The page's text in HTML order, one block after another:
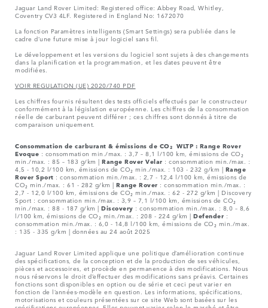
Jaguar Land Rover Limited: Registered office: Abbey Road, Whitley,
Coventry CV3 4LF. Registered in England No: 1672070
La fonction Paramètres intelligents (Smart Settings) sera publiée dans le
cadre d’une future mise à jour logiciel sans fil.
Le développement et les versions du logiciel sont sujets à des changements
dans la planification et la programmation, et les dates peuvent être
modifiées.
VOIR REGULATION (UE) 2020/740 PDF
Les chiffres fournis résultent des tests officiels effectués par le constructeur
conformément à la législation européenne. Les chiffres de la consommation
réelle de carburant peuvent différer ; ces chiffres sont donnés à titre de
comparaison uniquement.
Consommation de carburant & émissions de CO₂ WLTP : Range Rover
Evoque : consommation min./max. : 3,7 – 8,1 l/100 km, émissions de CO₂
min./max. : 85 – 183 g/km | Range Rover Velar : consommation min./max. :
4,5 - 10,2 l/100 km, émissions de CO₂ min./max. : 103 - 232 g/km | Range
Rover Sport : consommation min./max. : 2,7 - 12,4 l/100 km, émissions de
CO₂ min./max. : 61 - 282 g/km | Range Rover : consommation min./max. :
2,7 - 12,0 l/100 km, émissions de CO₂ min./max. : 62 - 272 g/km | Discovery
Sport : consommation min./max. : 3,9 – 7,1 l/100 km, émissions de CO₂
min./max. : 88 - 187 g/km | Discovery : consommation min./max. : 8,0 – 8,6
l/100 km, émissions de CO₂ min./max. : 208 - 224 g/km | Defender :
consommation min./max. : 6,0 - 14,8 l/100 km, émissions de CO₂ min./max.
: 135 - 335 g/km | données au 24 août 2025
Jaguar Land Rover Limited applique une politique d’amélioration continue
des spécifications, de la conception et de la production de ses véhicules,
pièces et accessoires, et procède en permanence à des modifications. Nous
nous réservons le droit d’effectuer des modifications sans préavis. Certaines
fonctions sont disponibles en option ou de série et ceci peut varier en
fonction de l’années-modèle en question. Les informations, spécifications,
motorisations et couleurs présentées sur ce site Web sont basées sur les